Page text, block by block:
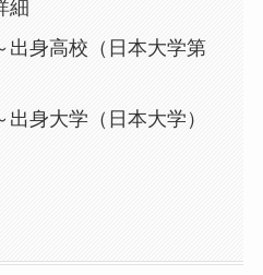
細
出身高校（日本大学第
身大学（日本大学）